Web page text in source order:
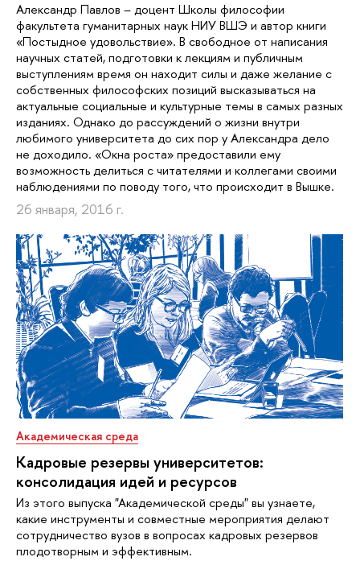
Александр Павлов – доцент Школы философии
факультета гуманитарных наук НИУ ВШЭ и автор книги
«Постыдное удовольствие». В свободное от написания
научных статей, подготовки к лекциям и публичным
выступлениям время он находит силы и даже желание с
собственных философских позиций высказываться на
актуальные социальные и культурные темы в самых разных
изданиях. Однако до рассуждений о жизни внутри
любимого университета до сих пор у Александра дело
не доходило. «Окна роста» предоставили ему
возможность делиться с читателями и коллегами своими
наблюдениями по поводу того, что происходит в Вышке.
26 января, 2016 г.
Академическая среда
Кадровые резервы университетов:
консолидация идей и ресурсов
Из этого выпуска "Академической среды" вы узнаете,
какие инструменты и совместные мероприятия делают
сотрудничество вузов в вопросах кадровых резервов
плодотворным и эффективным.